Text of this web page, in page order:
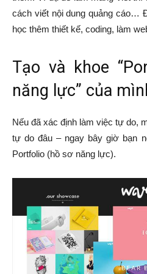
cách viết nội dung quảng cáo…
học thêm thiết kế, coding, làm
Tạo và khoe
năng lực” của
Nếu đã xác định làm việc tự do,
tự do đâu – ngay bây giờ bạn
Portfolio (hồ sơ năng lực).